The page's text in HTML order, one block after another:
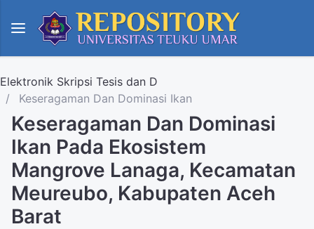
Elektronik Skripsi Tesis dan D
Keseragaman Dan Dominasi Ikan
Keseragaman Dan Dominasi
Ikan Pada Ekosistem
Mangrove Lanaga, Kecamatan
Meureubo, Kabupaten Aceh
Barat